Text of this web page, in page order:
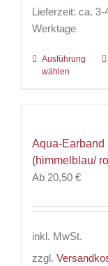
Lieferzeit: ca. 3-
Werktage
Ausführung
wählen
auf.
Die
auf
Aqua-Earband
(himmelblau/
Ab 20,50 €
inkl. MwSt.
zzgl.